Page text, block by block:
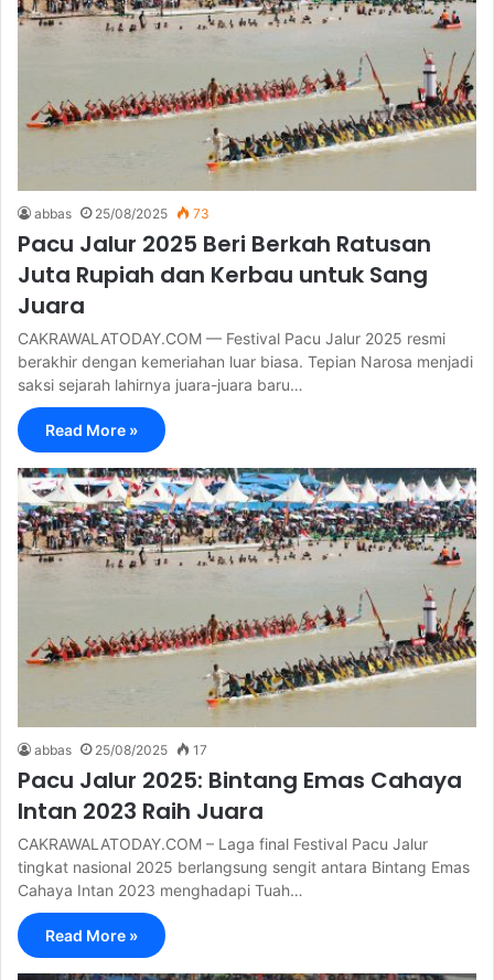
abbas 25/08/2025 73
Pacu Jalur 2025 Beri Berkah Ratusan
Juta Rupiah dan Kerbau untuk Sang
Juara
CAKRAWALATODAY.COM — Festival Pacu Jalur 2025 resmi
berakhir dengan kemeriahan luar biasa. Tepian Narosa menjadi
saksi sejarah lahirnya juara-juara baru…
Read More »
abbas 25/08/2025 17
Pacu Jalur 2025: Bintang Emas Cahaya
Intan 2023 Raih Juara
CAKRAWALATODAY.COM – Laga final Festival Pacu Jalur
tingkat nasional 2025 berlangsung sengit antara Bintang Emas
Cahaya Intan 2023 menghadapi Tuah…
Read More »